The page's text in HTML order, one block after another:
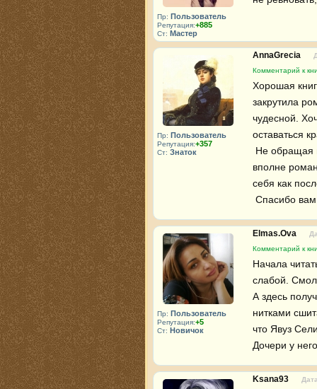
Пр: Пользователь
Репутация:+885
Ст: Мастер
Пр: Пользователь
Репутация:+357
Ст: Знаток
AnnaGrecia
Комментарий к
Хорошая
закрутила
чудесной.
оставаться
вполне
себя как
Спасибо
Пр: Пользователь
Репутация:+5
Ст: Новичок
Elmas.Ova
Комментарий к
Начала
слабой.
А здесь
нитками
что Явуз
Дочери у
Ksana93